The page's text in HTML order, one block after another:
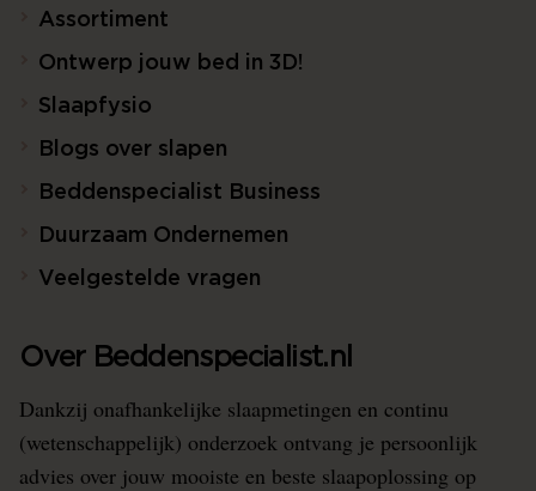
Assortiment
Ontwerp jouw bed in 3D!
Slaapfysio
Blogs over slapen
Beddenspecialist Business
Duurzaam Ondernemen
Veelgestelde vragen
Over Beddenspecialist.nl
Dankzij onafhankelijke slaapmetingen en continu
(wetenschappelijk) onderzoek ontvang je persoonlijk
advies over jouw mooiste en beste slaapoplossing op